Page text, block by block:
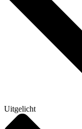
Uitgelicht